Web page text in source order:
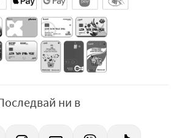
ни в